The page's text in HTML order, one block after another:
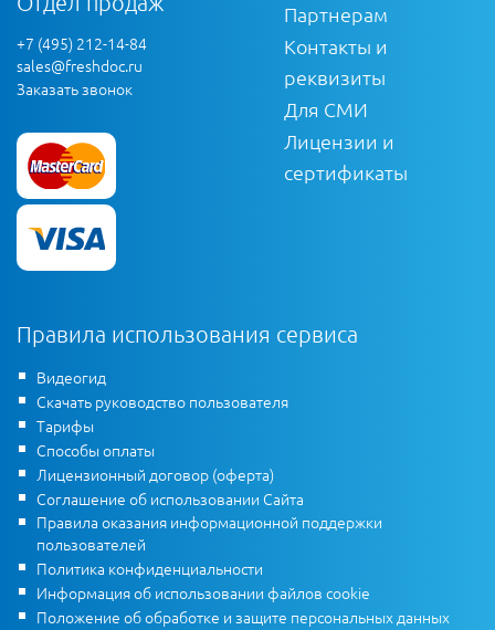
+7 (495) 212-14-84
sales@freshdoc.ru
Заказать звонок
Партнерам
Контакты и
реквизиты
Для СМИ
Лицензии и
сертификаты
Правила использования сервиса
Видеогид
Скачать руководство пользователя
Тарифы
Способы оплаты
Лицензионный договор (оферта)
Соглашение об использовании Сайта
Правила оказания информационной поддержки
пользователей
Политика конфиденциальности
Информация об использовании файлов cookie
Положение об обработке и защите персональных данных